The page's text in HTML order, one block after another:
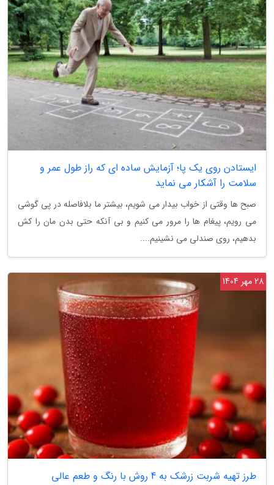
ایستادن روی یک پا؛ آزمایش ساده ای که راز طول عمر و
سلامت را آشکار می نماید
صبح ها وقتی از خواب بیدار می شویم، بیشتر ما بلافاصله در پی گوشی
می رویم، پیغام ها را مرور می کنیم و بی آنکه حتی بدن مان را کش
بدهیم، روی صندلی می نشینیم....
طرز تهیه شربت زرشک به 4 روش با رنگ و طعم عالی
28 مهر 1404